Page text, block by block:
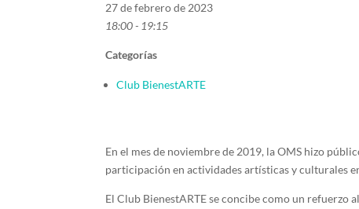
27 de febrero de 2023
18:00 - 19:15
Categorías
Club BienestARTE
En el mes de noviembre de 2019, la OMS hizo
participación en actividades artísticas y culturales
El Club BienestARTE se concibe como un refuerzo